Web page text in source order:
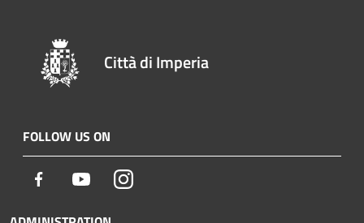
Città di Imperia
FOLLOW US ON
Facebook YoutubeInstagram